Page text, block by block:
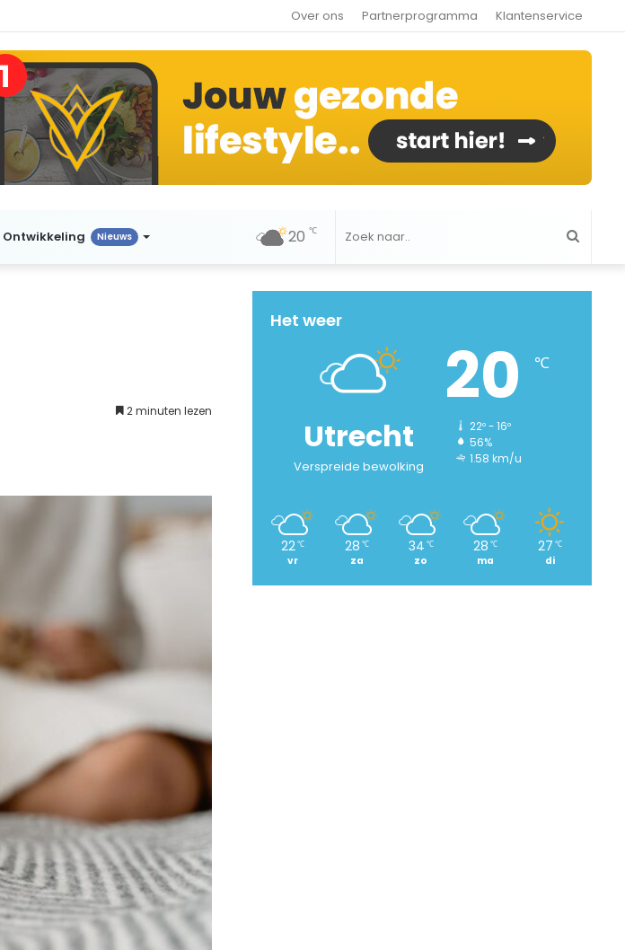
Over ons Partnerprogramma Klantenservice
Ontwikkeling Nieuws
naar..
20 ℃
2 minuten lezen
Het weer
Utrecht
Verspreide bewolking
20 ℃
22º - 16º
56%
1.58 km/u
22℃
vr
28 ℃
za
34 ℃
zo
28 ℃
ma
27 ℃
di